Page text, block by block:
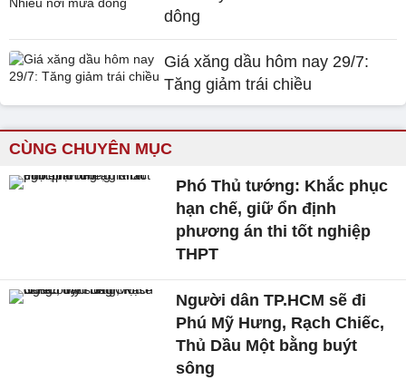
dông
Giá xăng dầu hôm nay 29/7:
Tăng giảm trái chiều
CÙNG CHUYÊN MỤC
Phó Thủ tướng: Khắc phục
hạn chế, giữ ổn định
phương án thi tốt nghiệp
THPT
Người dân TP.HCM sẽ đi
Phú Mỹ Hưng, Rạch Chiếc,
Thủ Dầu Một bằng buýt
sông